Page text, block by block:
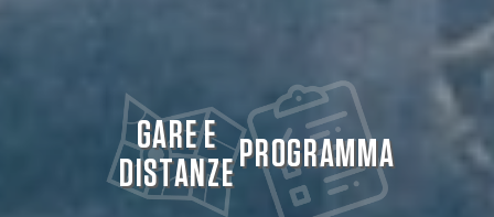
GARE E
DISTANZEPROGRAMMA